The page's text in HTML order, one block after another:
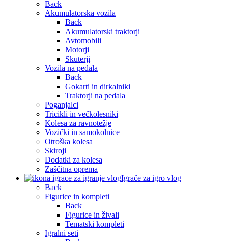
Back
Akumulatorska vozila
Back
Akumulatorski traktorji
Avtomobili
Motorji
Skuterji
Vozila na pedala
Back
Gokarti in dirkalniki
Traktorji na pedala
Poganjalci
Tricikli in večkolesniki
Kolesa za ravnotežje
Vozički in samokolnice
Otroška kolesa
Skiroji
Dodatki za kolesa
Zaščitna oprema
Igrače za igro vlog
Back
Figurice in kompleti
Back
Figurice in živali
Tematski kompleti
Igralni seti